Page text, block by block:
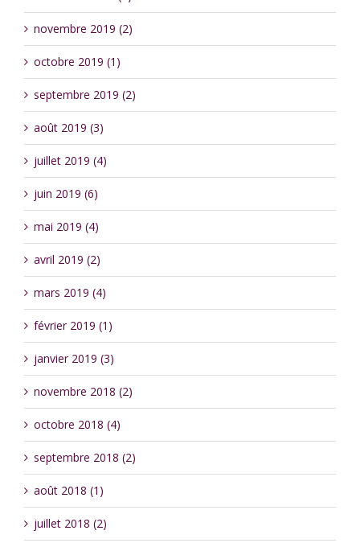
novembre 2019 (2)
octobre 2019 (1)
septembre 2019 (2)
août 2019 (3)
juillet 2019 (4)
juin 2019 (6)
mai 2019 (4)
avril 2019 (2)
mars 2019 (4)
février 2019 (1)
janvier 2019 (3)
novembre 2018 (2)
octobre 2018 (4)
septembre 2018 (2)
août 2018 (1)
juillet 2018 (2)